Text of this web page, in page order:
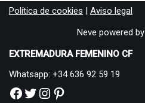
Política de cookies | Aviso legal
Neve powered by
EXTREMADURA FEMENINO CF
Whatsapp: +34 636 92 59 19